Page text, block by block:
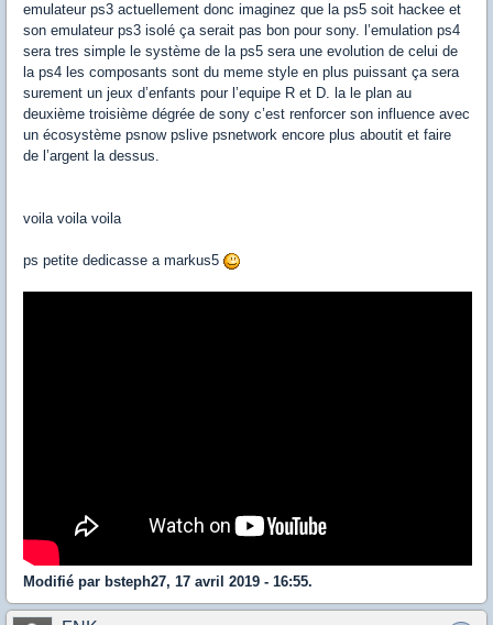
emulateur ps3 actuellement donc imaginez que la ps5 soit hackee et
son emulateur ps3 isolé ça serait pas bon pour sony. l’emulation ps4
sera tres simple le système de la ps5 sera une evolution de celui de
la ps4 les composants sont du meme style en plus puissant ça sera
surement un jeux d’enfants pour l’equipe R et D. la le plan au
deuxième troisième dégrée de sony c’est renforcer son influence avec
un écosystème psnow pslive psnetwork encore plus aboutit et faire
de l’argent la dessus.
voila voila voila
ps petite dedicasse a markus5
Modifié par bsteph27, 17 avril 2019 - 16:55.